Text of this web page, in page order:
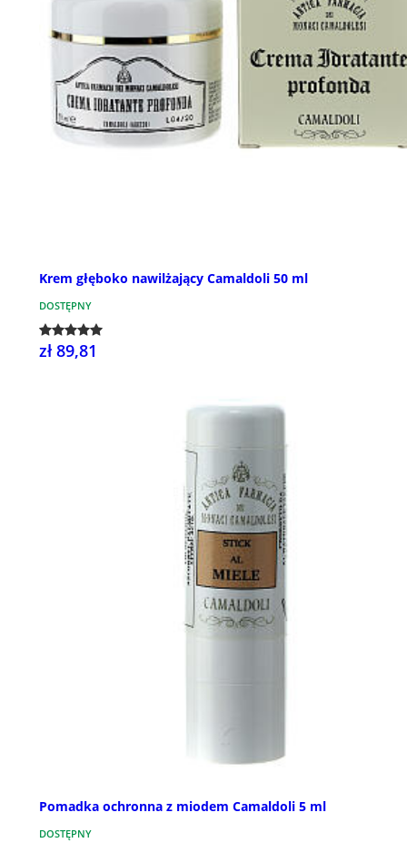
Krem głęboko nawilżający Camaldoli 50 ml
DOSTĘPNY
zł 89,81
Pomadka ochronna z miodem Camaldoli 5 ml
DOSTĘPNY